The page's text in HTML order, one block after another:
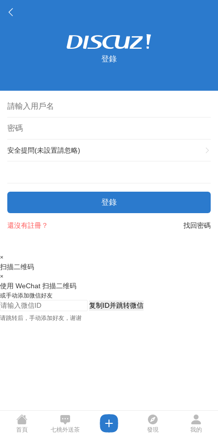
登錄
安全提問(未設置請忽略)
登錄
找回密碼
還沒有註冊？
×
扫描二维码
×
使用 WeChat 扫描二维码
或手动添加微信好友
复制ID并跳转微信
请跳转后，手动添加好友，谢谢
首頁 七桃外送茶 發現 我的